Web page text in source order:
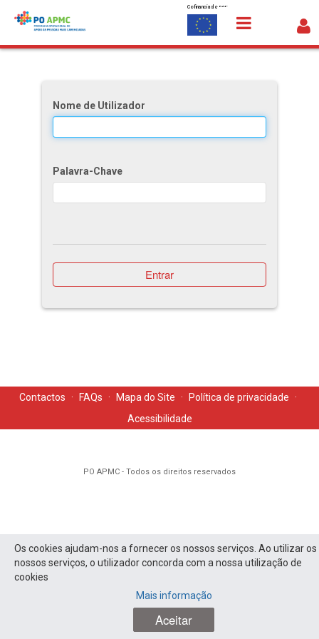
Saltar para o conteúdo
Os cookies ajudam-nos a fornecer os nossos serviços. Ao utilizar os
nossos serviços, o utilizador concorda com a nossa utilização de
cookies
Mais informação
Aceitar
Cofinanciado por:
Nome de Utilizador
Palavra-Chave
Entrar
Contactos · FAQs · Mapa do Site · Política de privacidade
·
Acessibilidade
PO APMC - Todos os direitos reservados